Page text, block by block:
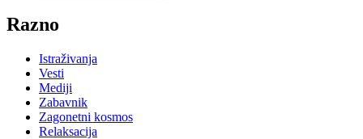
Razno
Istraživanja
Vesti
Mediji
Zabavnik
Zagonetni kosmos
Relaksacija